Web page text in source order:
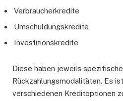
Verbraucherkredite
Umschuldungskredite
Investitionskredite
Diese haben jeweils
Rückzahlungsmodalitäten. Es
verschiedenen Kreditoptionen